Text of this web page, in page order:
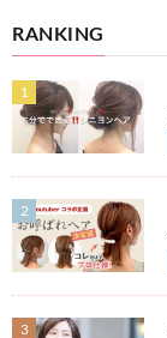
RANKING